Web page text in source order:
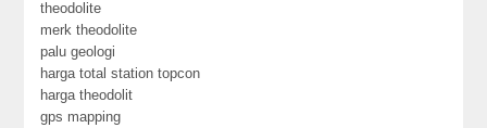
theodolite
merk theodolite
palu geologi
harga total station topcon
harga theodolit
gps mapping